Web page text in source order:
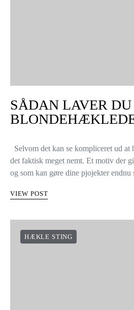
SÅDAN LAVER DU
Selvom det kan se kompliceret ud at
det faktisk meget nemt. Et motiv der
og som kan gøre dine pjojekter
VIEW POST
HÆKLE STING